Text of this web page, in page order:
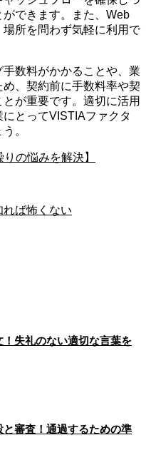
できます。また、Web
場所を問わず気軽に利用で
数料がかかることや、業
、契約前に手数料率や契
が重要です。適切に活用
とってVISTIAファクタ
。
の悩みを解決】
ば怖くない
！失礼のない適切な言葉を
審査！通過するための準